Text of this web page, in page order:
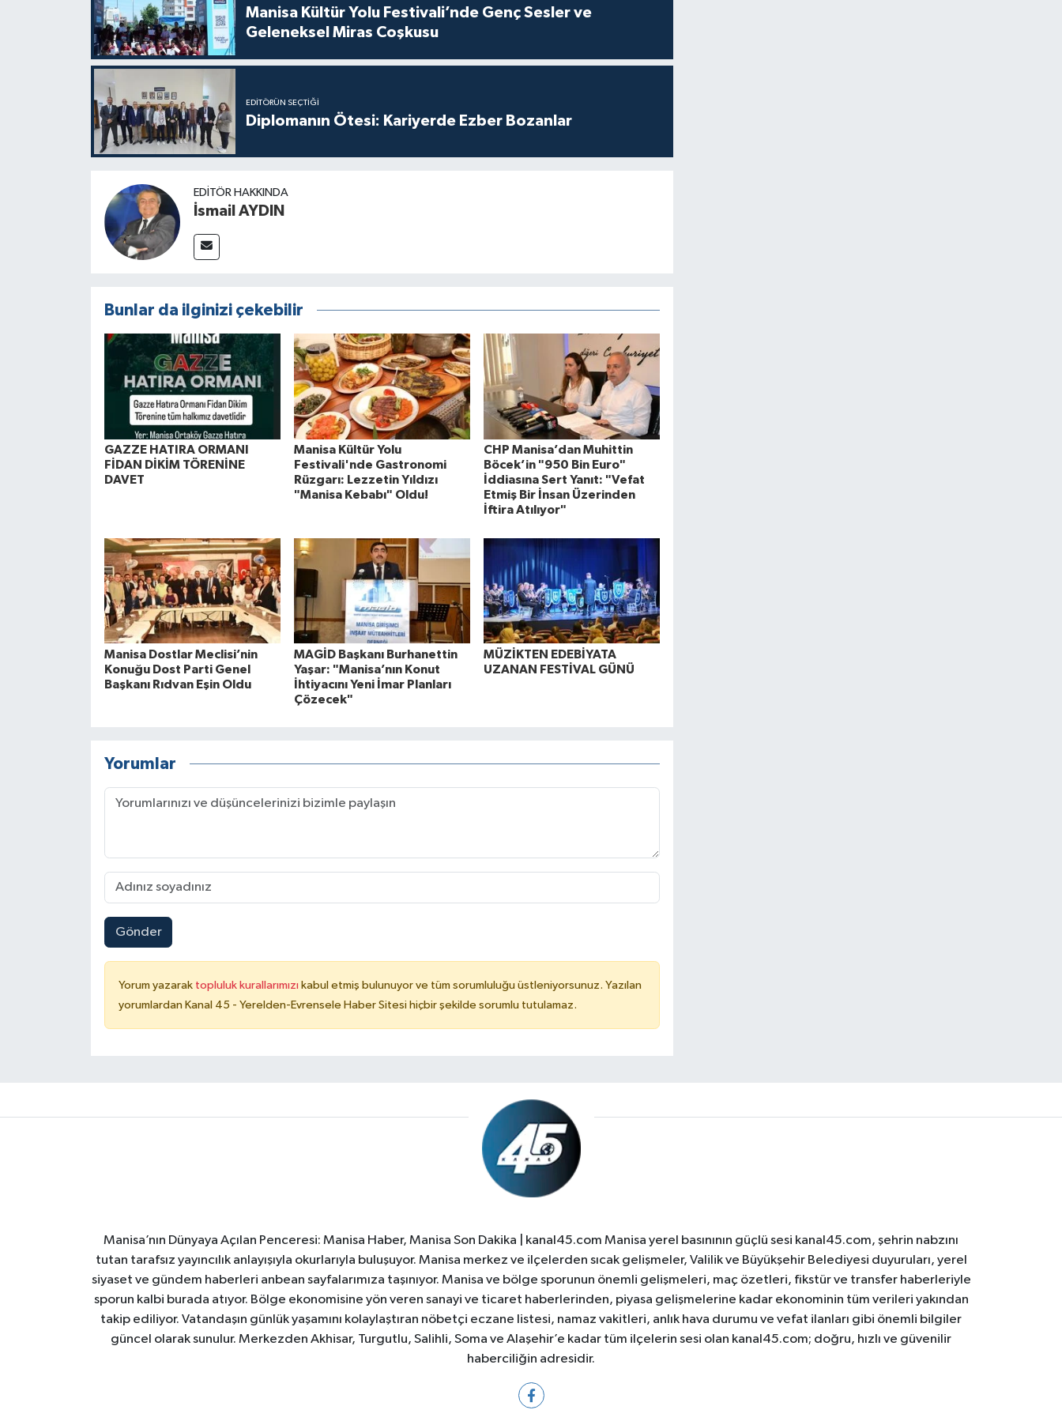
Manisa Kültür Yolu Festivali’nde Genç Sesler ve
Geleneksel Miras Coşkusu
EDITÖRÜN SEÇTIĞI
Diplomanın Ötesi: Kariyerde Ezber Bozanlar
EDITÖR HAKKINDA
İsmail AYDIN
Bunlar da ilginizi çekebilir
GAZZE HATIRA ORMANI
FİDAN DİKİM TÖRENİNE
DAVET
Manisa Kültür Yolu
Festivali'nde Gastronomi
Rüzgarı: Lezzetin Yıldızı
"Manisa Kebabı" Oldu!
CHP Manisa’dan Muhittin
Böcek’in "950 Bin Euro"
İddiasına Sert Yanıt: "Vefat
Etmiş Bir İnsan Üzerinden
İftira Atılıyor"
Manisa Dostlar Meclisi’nin
Konuğu Dost Parti Genel
Başkanı Rıdvan Eşin Oldu
MAGİD Başkanı Burhanettin
Yaşar: "Manisa’nın Konut
İhtiyacını Yeni İmar Planları
Çözecek"
MÜZİKTEN EDEBİYATA
UZANAN FESTİVAL GÜNÜ
Yorumlar
Gönder
Yorum yazarak topluluk kurallarımızı kabul etmiş bulunuyor ve tüm sorumluluğu üstleniyorsunuz. Yazılan
yorumlardan Kanal 45 - Yerelden-Evrensele Haber Sitesi hiçbir şekilde sorumlu tutulamaz.
Manisa’nın Dünyaya Açılan Penceresi: Manisa Haber, Manisa Son Dakika | kanal45.com Manisa yerel basınının güçlü sesi kanal45.com, şehrin nabzını
tutan tarafsız yayıncılık anlayışıyla okurlarıyla buluşuyor. Manisa merkez ve ilçelerden sıcak gelişmeler, Valilik ve Büyükşehir Belediyesi duyuruları, yerel
siyaset ve gündem haberleri anbean sayfalarımıza taşınıyor. Manisa ve bölge sporunun önemli gelişmeleri, maç özetleri, fikstür ve transfer haberleriyle
sporun kalbi burada atıyor. Bölge ekonomisine yön veren sanayi ve ticaret haberlerinden, piyasa gelişmelerine kadar ekonominin tüm verileri yakından
takip ediliyor. Vatandaşın günlük yaşamını kolaylaştıran nöbetçi eczane listesi, namaz vakitleri, anlık hava durumu ve vefat ilanları gibi önemli bilgiler
güncel olarak sunulur. Merkezden Akhisar, Turgutlu, Salihli, Soma ve Alaşehir’e kadar tüm ilçelerin sesi olan kanal45.com; doğru, hızlı ve güvenilir
haberciliğin adresidir.